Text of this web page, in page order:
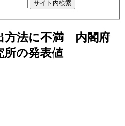
方法に不満 内閣府
所の発表値